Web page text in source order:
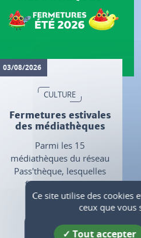
03/08/2026
CULTURE
Fermetures estivales
des médiathèques
Parmi les 15
médiathèques du réseau
Pass'thèque, lesquelles
font une pause et
quand.. ?
Plus d'infos
Ce site utilise des cookies
ceux que vous
Tout accepter